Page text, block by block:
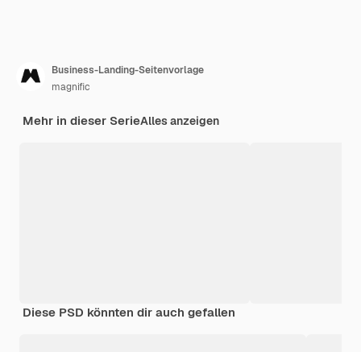
Business-Landing-Seitenvorlage
magnific
Mehr in dieser SerieAlles anzeigen
Diese PSD könnten dir auch gefallen